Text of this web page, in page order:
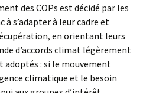
des COPs est décidé par les
s’adapter à leur cadre et
en orientant leurs
d’accords climat légèrement
: si le mouvement
climatique et le besoin